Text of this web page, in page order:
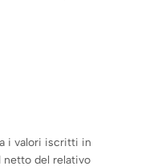
i valori iscritti in
netto del relativo